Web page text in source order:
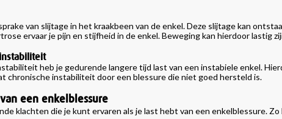
van slijtage in het kraakbeen van de enkel. Deze slijtage kan
ervaar je pijn en stijfheid in de enkel. Beweging kan hierdoor lastig
heb je gedurende langere tijd last van een instabiele enkel.
chronische instabiliteit door een blessure die niet goed hersteld is.
een enkelblessure
klachten die je kunt ervaren als je last hebt van een enkelblessure.